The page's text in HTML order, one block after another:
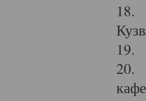
18.
19.
20.